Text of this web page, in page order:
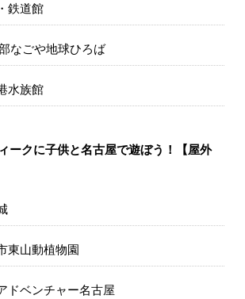
鉄道館
なごや地球ひろば
水族館
ークに子供と名古屋で遊ぼう！【屋外
東山動植物園
ドベンチャー名古屋